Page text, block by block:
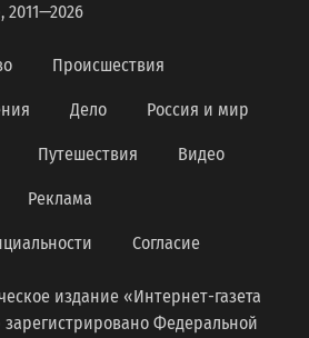
Происшествия
Дело Россия и мир
Путешествия Видео
Реклама
Согласие
издание «Интернет-газета
Федеральной